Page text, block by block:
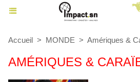
Accueil > MONDE > Amériques &
AMÉRIQUES &